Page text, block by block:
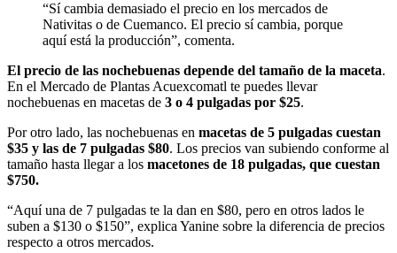
“Sí cambia demasiado el precio en los mercados de
Nativitas o de Cuemanco. El precio sí cambia, porque
aquí está la producción”, comenta.
El precio de las nochebuenas depende del tamaño de la maceta.
En el Mercado de Plantas Acuexcomatl te puedes llevar
nochebuenas en macetas de 3 o 4 pulgadas por $25.
Por otro lado, las nochebuenas en macetas de 5 pulgadas cuestan
$35 y las de 7 pulgadas $80. Los precios van subiendo conforme al
tamaño hasta llegar a los macetones de 18 pulgadas, que cuestan
$750.
“Aquí una de 7 pulgadas te la dan en $80, pero en otros lados le
suben a $130 o $150”, explica Yanine sobre la diferencia de precios
respecto a otros mercados.